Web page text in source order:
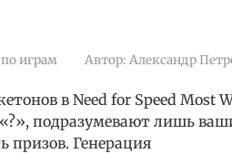
играм Автор: Александр
в Need for Speed Most
подразумевают лишь
призов. Генерация